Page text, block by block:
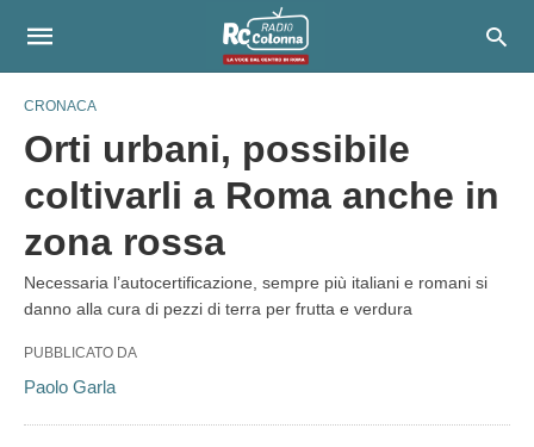
CRONACA
Orti urbani, possibile
coltivarli a Roma anche in
zona rossa
Necessaria l’autocertificazione, sempre più italiani e romani si
danno alla cura di pezzi di terra per frutta e verdura
PUBBLICATO DA
Paolo Garla